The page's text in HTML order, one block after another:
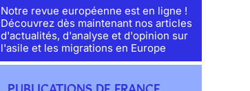
Notre revue européenne est en ligne !
Découvrez dès maintenant nos articles
d'actualités, d'analyse et d'opinion sur
l'asile et les migrations en Europe